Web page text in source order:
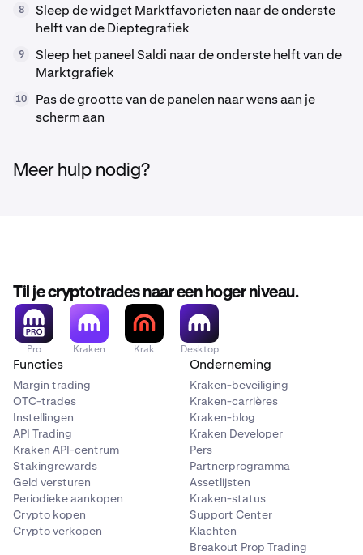
8
Sleep de widget Marktfavorieten naar de onderste
helft van de Dieptegrafiek
9
Sleep het paneel Saldi naar de onderste helft van de
Marktgrafiek
10
Pas de grootte van de panelen naar wens aan je
scherm aan
Meer hulp nodig?
Til je cryptotrades naar een hoger niveau.
Pro Kraken Krak Desktop
Functies
Margin trading
OTC-trades
Instellingen
API Trading
Kraken API-centrum
Stakingrewards
Geld versturen
Periodieke aankopen
Crypto kopen
Crypto verkopen
Onderneming
Kraken-beveiliging
Kraken-carrières
Kraken-blog
Kraken Developer
Pers
Partnerprogramma
Assetlijsten
Kraken-status
Support Center
Klachten
Breakout Prop Trading